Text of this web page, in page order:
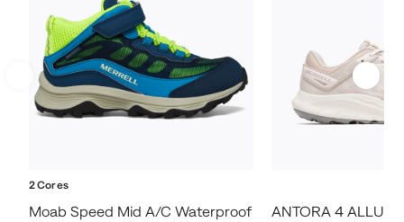
2 Cores
Moab Speed Mid A/C Waterproof
ANTORA 4